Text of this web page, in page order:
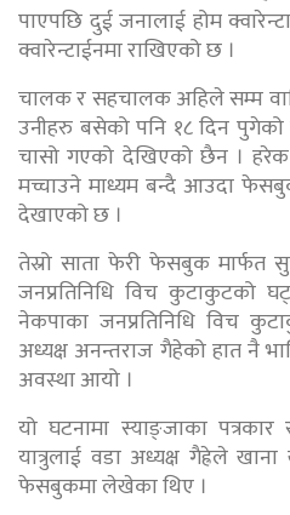
पाएपछि दुई जनालाई होम
क्वारेन्टाईनमा राखिएको छ ।
चालक र सहचालक अहिले सम्म
उनीहरु बसेको पनि १८ दिन
चासो गएको देखिएको छैन ।
मच्चाउने माध्यम बन्दै आउदा
देखाएको छ ।
तेस्रो साता फेरी फेसबुक मार्फत
जनप्रतिनिधि विच कुटाकुटको
नेकपाका जनप्रतिनिधि विच
अध्यक्ष अनन्तराज गैहेको हात नै
अवस्था आयो ।
यो घटनामा स्याङ्जाका
यात्रुलाई वडा अध्यक्ष गैह्रेले
फेसबुकमा लेखेका थिए ।